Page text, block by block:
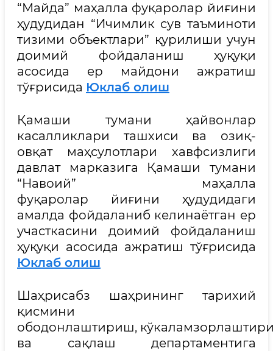
“Майда” маҳалла фуқаролар йиғини
ҳудудидан “Ичимлик сув таъминоти
тизими объектлари” қурилиши учун
доимий фойдаланиш ҳуқуқи
асосида ер майдони ажратиш
тўғрисида Юклаб олиш
Қамаши тумани ҳайвонлар
касалликлари ташхиси ва озиқ-
овқат маҳсулотлари хавфсизлиги
давлат марказига Қамаши тумани
“Навоий” маҳалла
фуқаролар йиғини ҳудудидаги
амалда фойдаланиб келинаётган ер
участкасини доимий фойдаланиш
ҳуқуқи асосида ажратиш тўғрисида
Юклаб олиш
Шаҳрисабз шаҳрининг тарихий
қисмини
ободонлаштириш,
ва сақлаш департаментига